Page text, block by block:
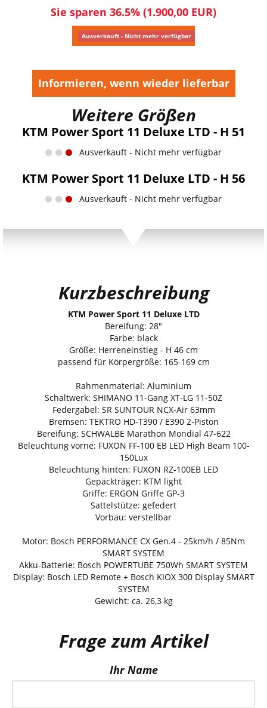
Sie sparen 36.5% (1.900,00 EUR)
Ausverkauft - Nicht mehr verfügbar
Informieren, wenn wieder lieferbar
Weitere Größen
KTM Power Sport 11 Deluxe LTD - H 51
Ausverkauft - Nicht mehr verfügbar
KTM Power Sport 11 Deluxe LTD - H 56
Ausverkauft - Nicht mehr verfügbar
Kurzbeschreibung
KTM Power Sport 11 Deluxe LTD
Bereifung: 28"
Farbe: black
Größe: Herreneinstieg - H 46 cm
passend für Körpergröße: 165-169 cm
Rahmenmaterial: Aluminium
Schaltwerk: SHIMANO 11-Gang XT-LG 11-50Z
Federgabel: SR SUNTOUR NCX-Air 63mm
Bremsen: TEKTRO HD-T390 / E390 2-Piston
Bereifung: SCHWALBE Marathon Mondial 47-622
Beleuchtung vorne: FUXON FF-100 EB LED High Beam 100-
150Lux
Beleuchtung hinten: FUXON RZ-100EB LED
Gepäckträger: KTM light
Griffe: ERGON Griffe GP-3
Sattelstütze: gefedert
Vorbau: verstellbar
Motor: Bosch PERFORMANCE CX Gen.4 - 25km/h / 85Nm
SMART SYSTEM
Akku-Batterie: Bosch POWERTUBE 750Wh SMART SYSTEM
Display: Bosch LED Remote + Bosch KIOX 300 Display SMART
SYSTEM
Gewicht: ca. 26,3 kg
Frage zum Artikel
Ihr Name